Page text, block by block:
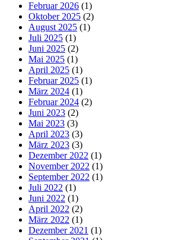
Februar 2026 (1)
Oktober 2025 (2)
August 2025 (1)
Juli 2025 (1)
Juni 2025 (2)
Mai 2025 (1)
April 2025 (1)
Februar 2025 (1)
März 2024 (1)
Februar 2024 (2)
Juni 2023 (2)
Mai 2023 (3)
April 2023 (3)
März 2023 (3)
Dezember 2022 (1)
November 2022 (1)
September 2022 (1)
Juli 2022 (1)
Juni 2022 (1)
April 2022 (2)
März 2022 (1)
Dezember 2021 (1)